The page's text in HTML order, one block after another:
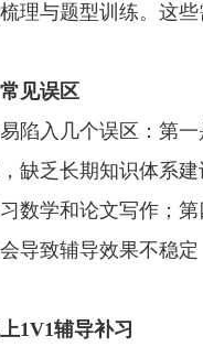
理与题型训练。这
见误区
入几个误区：第一
缺乏长期知识体系
数学和论文写作；
导致辅导效果不稳
1V1辅导补习